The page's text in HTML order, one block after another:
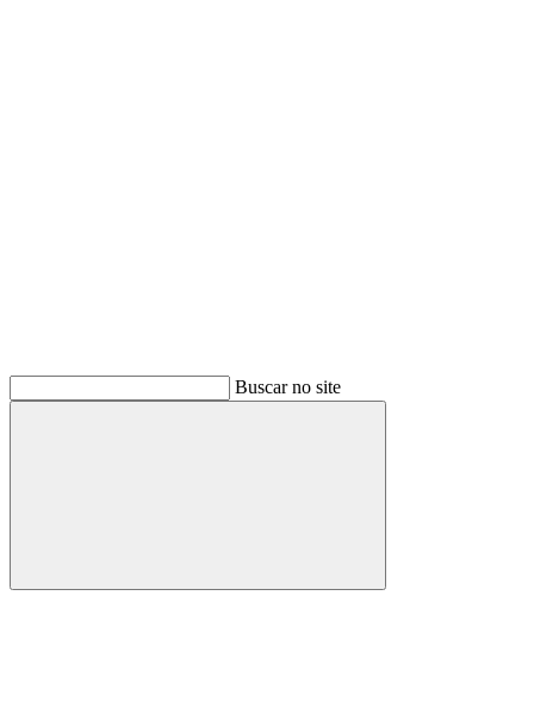
Buscar no site
Buscar